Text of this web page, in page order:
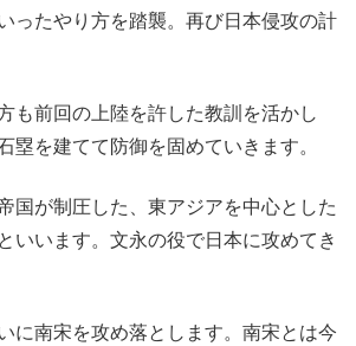
ったやり方を踏襲。再び日本侵攻の計
も前回の上陸を許した教訓を活かし
塁を建てて防御を固めていきます。
国が制圧した、東アジアを中心とした
いいます。文永の役で日本に攻めてき
に南宋を攻め落とします。南宋とは今